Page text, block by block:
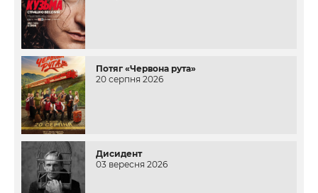
Потяг «Червона рута»
20 серпня 2026
Дисидент
03 вересня 2026